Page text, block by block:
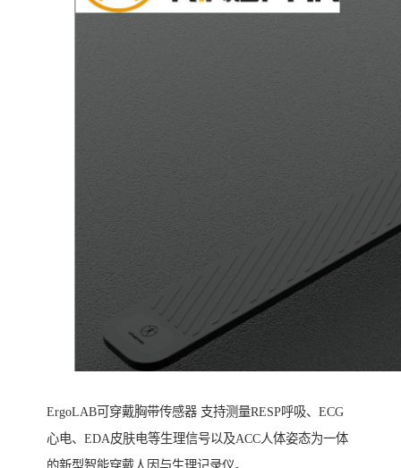
ErgoLAB可穿戴胸带传感器 支持测量RESP呼吸、ECG
心电、EDA皮肤电等生理信号以及ACC人体姿态为一体